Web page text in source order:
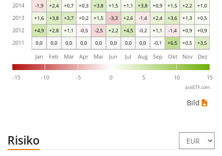
0,0 0,0 0,0 0,0 0,0 0,0 0,0 0,0 -0,1 +6,5 +0,5 +3,5
+4,9 +2,8 +1,1 -0,5 -2,5 +2,2 +4,5 -0,2 +1,1 -1,4 +0,9 +0,9
+1,6 +3,8 +3,7 +0,2 +1,5 -3,3 +2,6 -1,4 +2,4 +3,6 +1,3 +0,5
-1,9 +2,4 +0,7 +0,3 +3,8 +1,5 +1,1 +3,8 +0,9 +1,5 +2,2 +1,0
-15 -10 -5 0 5 10 15
Jan Feb Mär Apr Mai Jun Jul Aug Sep Okt Nov Dez
2011
2012
2013
2014
justETF.com
Bild
Risiko